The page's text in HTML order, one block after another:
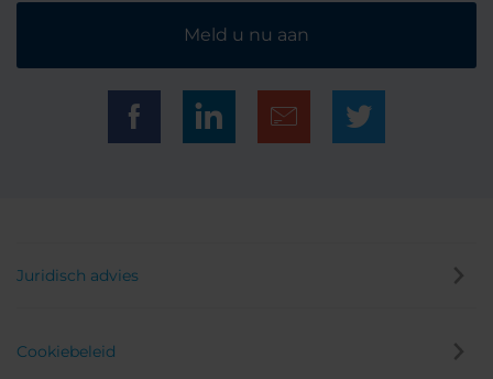
Meld u nu aan
Juridisch advies
Cookiebeleid